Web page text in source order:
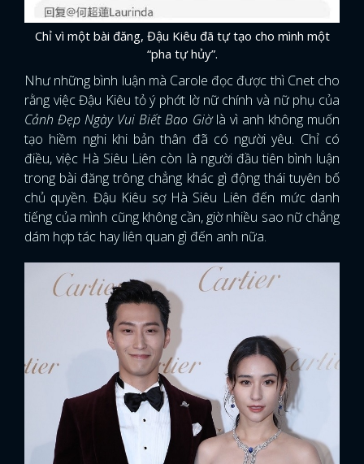
Chỉ vì một bài đăng, Đậu Kiêu đã tự tạo cho mình một
“pha tự hủy”.
Như những bình luận mà Carole đọc được thì Cnet cho
rằng việc Đậu Kiêu tỏ ý phớt lờ nữ chính và nữ phụ của
Cảnh Đẹp Ngày Vui Biết Bao Giờlà vì anh không muốn
tạo hiềm nghi khi bản thân đã có người yêu. Chỉ có
điều, việc Hà Siêu Liên còn là người đầu tiên bình luận
trong bài đăng trông chẳng khác gì động thái tuyên bố
chủ quyền. Đậu Kiêu sợ Hà Siêu Liên đến mức danh
tiếng của mình cũng không cần, giờ nhiều sao nữ chẳng
dám hợp tác hay liên quan gì đến anh nữa.